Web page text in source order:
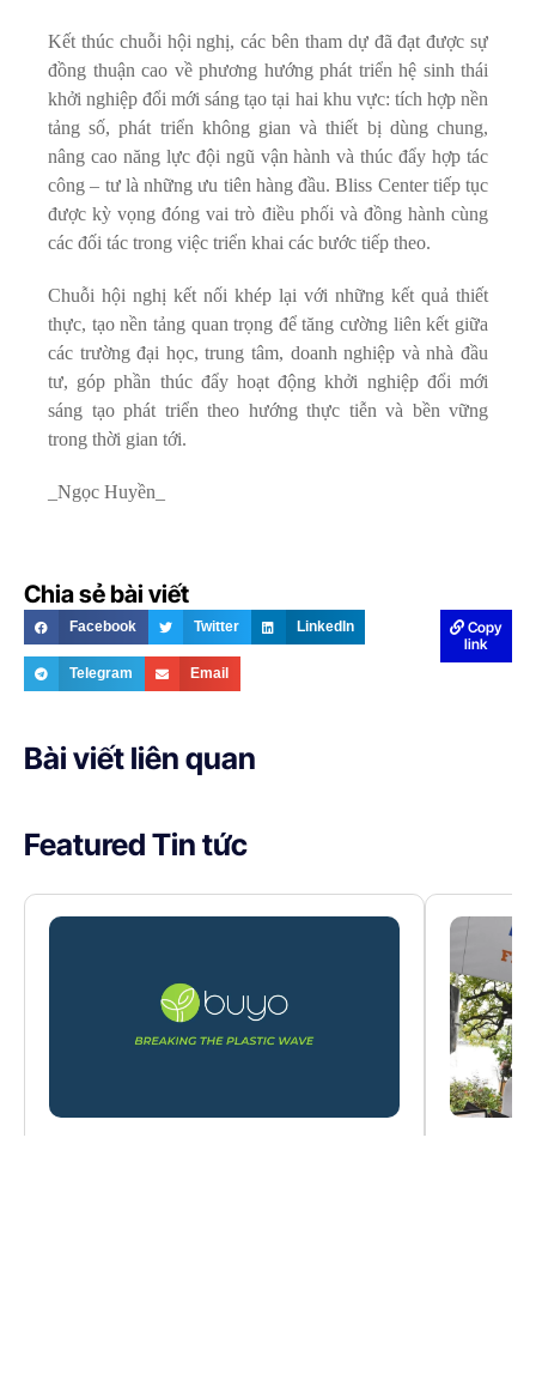
Kết thúc chuỗi hội nghị, các bên tham dự đã đạt được sự
đồng thuận cao về phương hướng phát triển hệ sinh thái
khởi nghiệp đổi mới sáng tạo tại hai khu vực: tích hợp nền
tảng số, phát triển không gian và thiết bị dùng chung,
nâng cao năng lực đội ngũ vận hành và thúc đẩy hợp tác
công – tư là những ưu tiên hàng đầu. Bliss Center tiếp tục
được kỳ vọng đóng vai trò điều phối và đồng hành cùng
các đối tác trong việc triển khai các bước tiếp theo.
Chuỗi hội nghị kết nối khép lại với những kết quả thiết
thực, tạo nền tảng quan trọng để tăng cường liên kết giữa
các trường đại học, trung tâm, doanh nghiệp và nhà đầu
tư, góp phần thúc đẩy hoạt động khởi nghiệp đổi mới
sáng tạo phát triển theo hướng thực tiễn và bền vững
trong thời gian tới.
_Ngọc Huyền_
Chia sẻ bài viết
Facebook Twitter LinkedIn
Telegram Email
Copy
link
Bài viết liên quan
Featured Tin tức